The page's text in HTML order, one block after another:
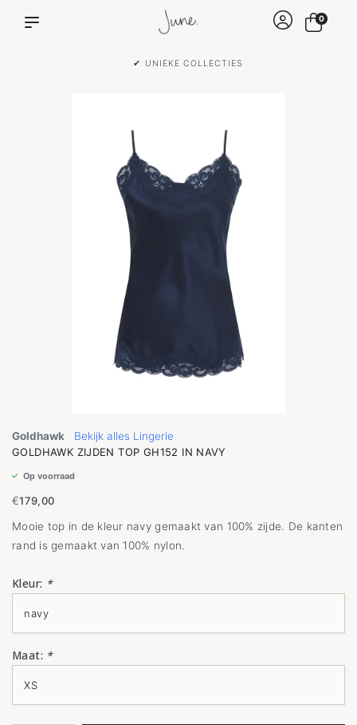
✔ UNIEKE COLLECTIES
0
Goldhawk
Bekijk alles Lingerie
GOLDHAWK ZIJDEN TOP GH152 IN NAVY
Op voorraad
€179,00
Mooie top in de kleur navy gemaakt van 100% zijde. De kanten
rand is gemaakt van 100% nylon.
Kleur: *
Maat: *